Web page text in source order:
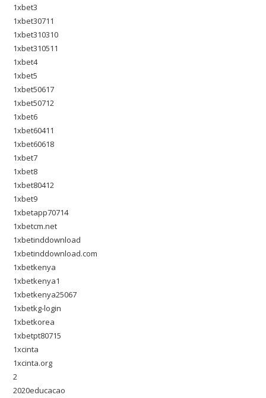
1xbet3
1xbet30711
1xbet310310
1xbet310511
1xbet4
1xbet5
1xbet50617
1xbet50712
1xbet6
1xbet60411
1xbet60618
1xbet7
1xbet8
1xbet80412
1xbet9
1xbetapp70714
1xbetcm.net
1xbetinddownload
1xbetinddownload.com
1xbetkenya
1xbetkenya1
1xbetkenya25067
1xbetkg-login
1xbetkorea
1xbetpt80715
1xcinta
1xcinta.org
2
2020educacao